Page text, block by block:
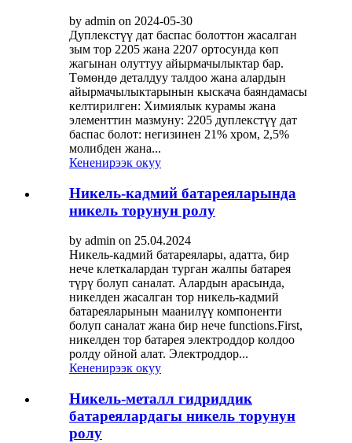
by admin on 2024-05-30
Дуплекстүү дат баспас болоттон жасалган
зым тор 2205 жана 2207 ортосунда көп
жагынан олуттуу айырмачылыктар бар.
Төмөндө деталдуу талдоо жана алардын
айырмачылыктарынын кыскача баяндамасы
келтирилген: Химиялык курамы жана
элементтин мазмуну: 2205 дуплекстүү дат
баспас болот: негизинен 21% хром, 2,5%
молибден жана...
Кененирээк окуу
Никель-кадмий батареяларында
никель торунун ролу
by admin on 25.04.2024
Никель-кадмий батареялары, адатта, бир
нече клеткалардан турган жалпы батарея
түрү болуп саналат. Алардын арасында,
никелден жасалган тор никель-кадмий
батареяларынын маанилүү компоненти
болуп саналат жана бир нече functions.First,
никелден тор батарея электроддор колдоо
ролду ойной алат. Электроддор...
Кененирээк окуу
Никель-металл гидриддик
батареялардагы никель торунун
ролу